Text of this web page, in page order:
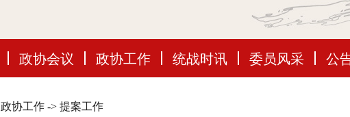
政协会议 政协工作 统战时讯 委员风采 公
政协工作 -> 提案工作